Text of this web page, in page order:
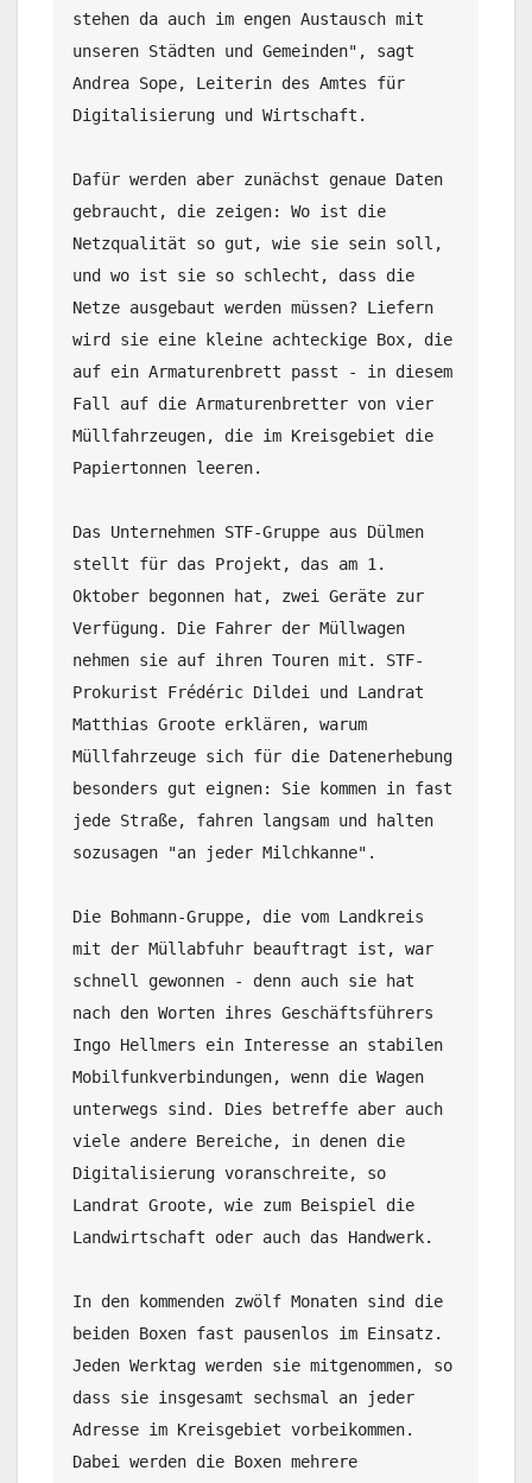
stehen da auch im engen Austausch mit
unseren Städten und Gemeinden", sagt
Andrea Sope, Leiterin des Amtes für
Digitalisierung und Wirtschaft.
Dafür werden aber zunächst genaue Daten
gebraucht, die zeigen: Wo ist die
Netzqualität so gut, wie sie sein soll,
und wo ist sie so schlecht, dass die
Netze ausgebaut werden müssen? Liefern
wird sie eine kleine achteckige Box, die
auf ein Armaturenbrett passt - in diesem
Fall auf die Armaturenbretter von vier
Müllfahrzeugen, die im Kreisgebiet die
Papiertonnen leeren.
Das Unternehmen STF-Gruppe aus Dülmen
stellt für das Projekt, das am 1.
Oktober begonnen hat, zwei Geräte zur
Verfügung. Die Fahrer der Müllwagen
nehmen sie auf ihren Touren mit. STF-
Prokurist Frédéric Dildei und Landrat
Matthias Groote erklären, warum
Müllfahrzeuge sich für die Datenerhebung
besonders gut eignen: Sie kommen in fast
jede Straße, fahren langsam und halten
sozusagen "an jeder Milchkanne".
Die Bohmann-Gruppe, die vom Landkreis
mit der Müllabfuhr beauftragt ist, war
schnell gewonnen - denn auch sie hat
nach den Worten ihres Geschäftsführers
Ingo Hellmers ein Interesse an stabilen
Mobilfunkverbindungen, wenn die Wagen
unterwegs sind. Dies betreffe aber auch
viele andere Bereiche, in denen die
Digitalisierung voranschreite, so
Landrat Groote, wie zum Beispiel die
Landwirtschaft oder auch das Handwerk.
In den kommenden zwölf Monaten sind die
beiden Boxen fast pausenlos im Einsatz.
Jeden Werktag werden sie mitgenommen, so
dass sie insgesamt sechsmal an jeder
Adresse im Kreisgebiet vorbeikommen.
Dabei werden die Boxen mehrere